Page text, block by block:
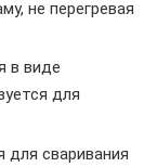
не перегревая
в виде
для
для сваривания